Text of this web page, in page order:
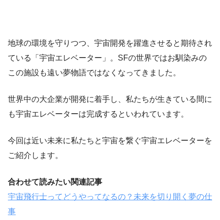
地球の環境を守りつつ、宇宙開発を躍進させると期待され
ている「宇宙エレベーター」。SFの世界ではお馴染みの
この施設も遠い夢物語ではなくなってきました。
世界中の大企業が開発に着手し、私たちが生きている間に
も宇宙エレベーターは完成するといわれています。
今回は近い未来に私たちと宇宙を繋ぐ宇宙エレベーターを
ご紹介します。
合わせて読みたい関連記事
宇宙飛行士ってどうやってなるの？未来を切り開く夢の仕
事